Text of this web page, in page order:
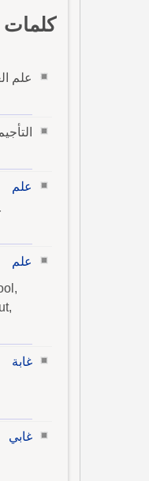
كلمات
علم
علم
علم
غابة
غابي